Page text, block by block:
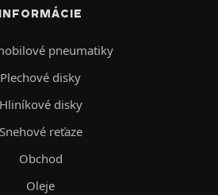
INFORMÁCIE
pneumatiky
Plechové disky
Hliníkové disky
Snehové reťaze
Obchod
Oleje